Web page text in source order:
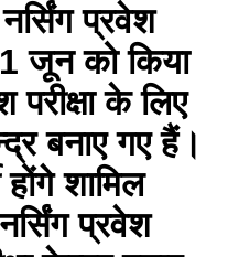
प्रवेश
जून को किया
के लिए
बनाए गए हैं।
होंगे शामिल
प्रवेश